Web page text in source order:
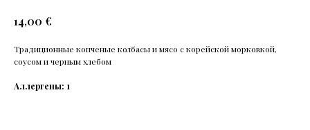
14,00 €
Традиционные копченые колбасы и мясо с корейской морковкой,
соусом и черным хлебом
Аллергены: 1